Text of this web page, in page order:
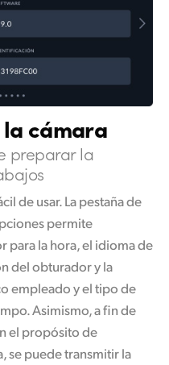
cámara
preparar la
de usar. La pestaña de
permite
para la hora, el idioma de
del obturador y la
empleado y el tipo de
Asimismo, a fin de
el propósito de
se puede transmitir la